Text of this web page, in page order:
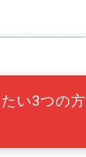
い3つの